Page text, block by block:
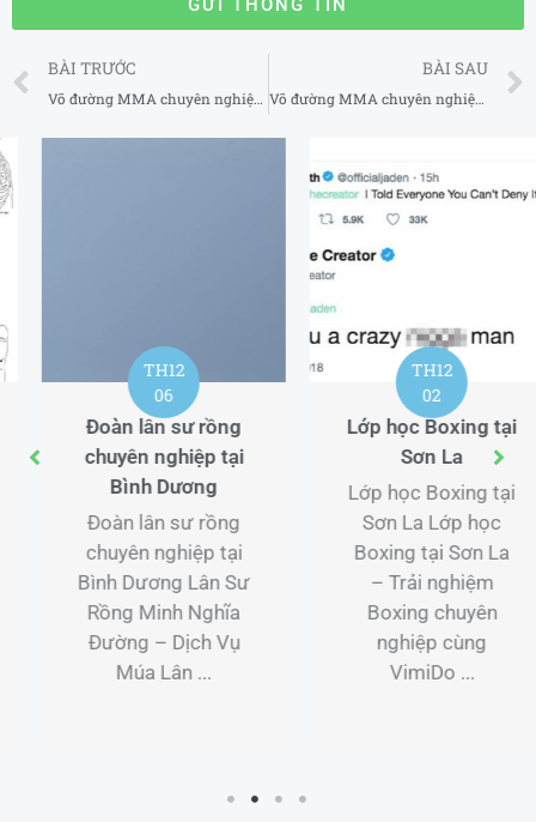
GỬI THÔNG TIN
Prev
BÀI TRƯỚC
Võ đường MMA chuyên nghiệp uy tín tại Quận 3 TP Hồ Chí Minh
BÀI SAU
Võ đường MMA chuyên nghiệp uy tín tại Quận 5 TP Hồ Chí Minh
TH12
02
Lớp học Boxing tại
Sơn La
Lớp học Boxing tại
Sơn La Lớp học
Boxing tại Sơn La
– Trải nghiệm
Boxing chuyên
nghiệp cùng
VimiDo ...
TH12
14
Phòng tập Boxing
gần tôi tại Thanh
Hóa
Phòng tập Boxing
gần tôi tại Thanh
Hóa Lớp học
Boxing tại Thanh
Hóa – Trải nghiệm
Boxing chuyên